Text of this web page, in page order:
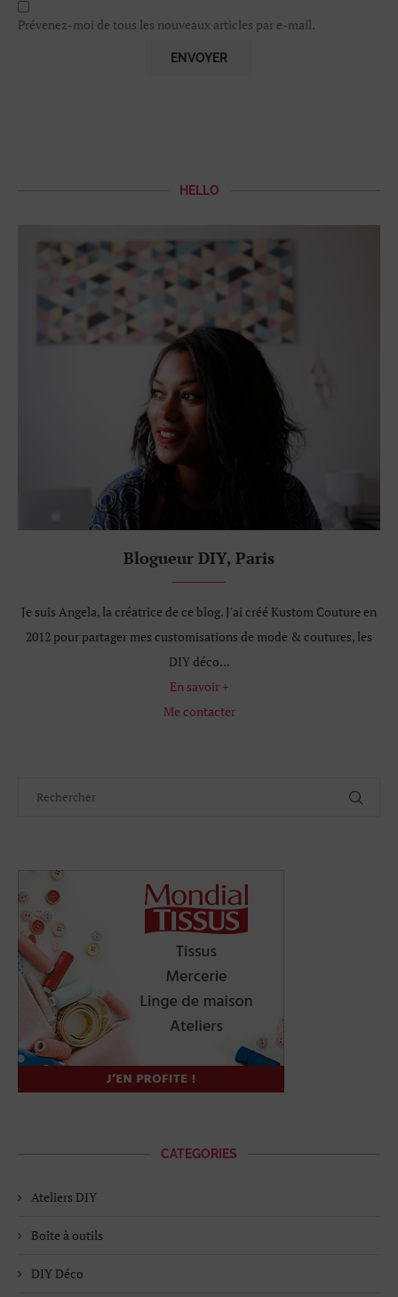
Prévenez-moi de tous les nouveaux articles par e-mail.
HELLO
Blogueur DIY, Paris
Je suis Angela, la créatrice de ce blog. J'ai créé Kustom Couture en
2012 pour partager mes customisations de mode & coutures, les
DIY déco...
En savoir +
Me contacter
CATEGORIES
Ateliers DIY
Boite à outils
DIY Déco